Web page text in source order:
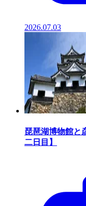
2026.07.03
琵琶湖博物館と
二日目】